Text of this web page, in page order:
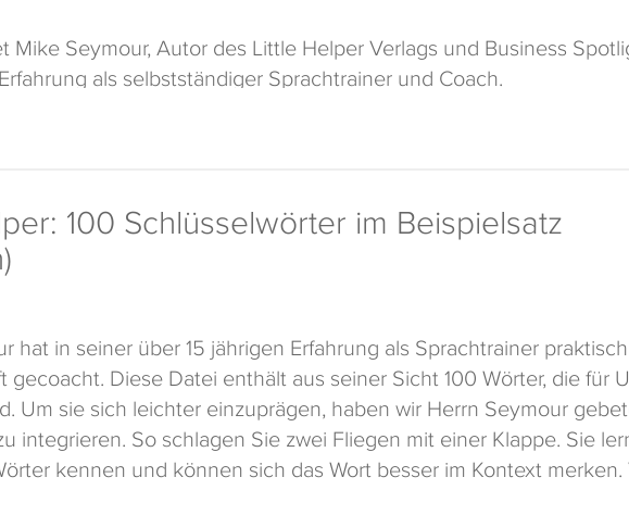
Mike Seymour, Autor des Little Helper Verlags und Business
als selbstständiger Sprachtrainer und Coach.
Ihnen viel Spaß beim Lernen.
100 Schlüsselwörter im Beispielsatz
hat in seiner über 15 jährigen Erfahrung als Sprachtrainer
gecoacht. Diese Datei enthält aus seiner Sicht 100 Wörter, die für
Um sie sich leichter einzuprägen, haben wir Herrn Seymour
integrieren. So schlagen Sie zwei Fliegen mit einer Klappe. Sie
kennen und können sich das Wort besser im Kontext merken.
Helper Verlag und phase-6.